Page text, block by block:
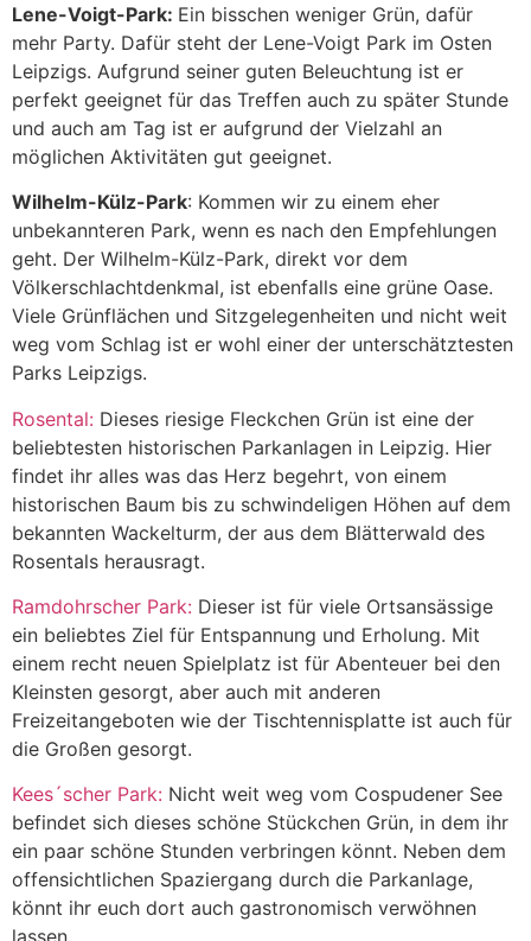
Lene-Voigt-Park: Ein bisschen weniger Grün, dafür
mehr Party. Dafür steht der Lene-Voigt Park im Osten
Leipzigs. Aufgrund seiner guten Beleuchtung ist er
perfekt geeignet für das Treffen auch zu später Stunde
und auch am Tag ist er aufgrund der Vielzahl an
möglichen Aktivitäten gut geeignet.
Wilhelm-Külz-Park: Kommen wir zu einem eher
unbekannteren Park, wenn es nach den Empfehlungen
geht. Der Wilhelm-Külz-Park, direkt vor dem
Völkerschlachtdenkmal, ist ebenfalls eine grüne Oase.
Viele Grünflächen und Sitzgelegenheiten und nicht weit
weg vom Schlag ist er wohl einer der unterschätztesten
Parks Leipzigs.
Rosental: Dieses riesige Fleckchen Grün ist eine der
beliebtesten historischen Parkanlagen in Leipzig. Hier
findet ihr alles was das Herz begehrt, von einem
historischen Baum bis zu schwindeligen Höhen auf dem
bekannten Wackelturm, der aus dem Blätterwald des
Rosentals herausragt.
Ramdohrscher Park: Dieser ist für viele Ortsansässige
ein beliebtes Ziel für Entspannung und Erholung. Mit
einem recht neuen Spielplatz ist für Abenteuer bei den
Kleinsten gesorgt, aber auch mit anderen
Freizeitangeboten wie der Tischtennisplatte ist auch für
die Großen gesorgt.
Kees´scher Park: Nicht weit weg vom Cospudener See
befindet sich dieses schöne Stückchen Grün, in dem ihr
ein paar schöne Stunden verbringen könnt. Neben dem
offensichtlichen Spaziergang durch die Parkanlage,
könnt ihr euch dort auch gastronomisch verwöhnen